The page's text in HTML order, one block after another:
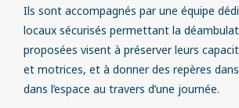
Ils sont accompagnés par une équipe
locaux sécurisés permettant la
proposées visent à préserver leurs
et motrices, et à donner des repères
dans l’espace au travers d’une journée.